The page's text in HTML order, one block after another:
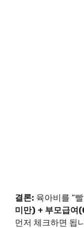
결론: 육아비를 “
미만) + 부모급여
먼저 체크하면 됩